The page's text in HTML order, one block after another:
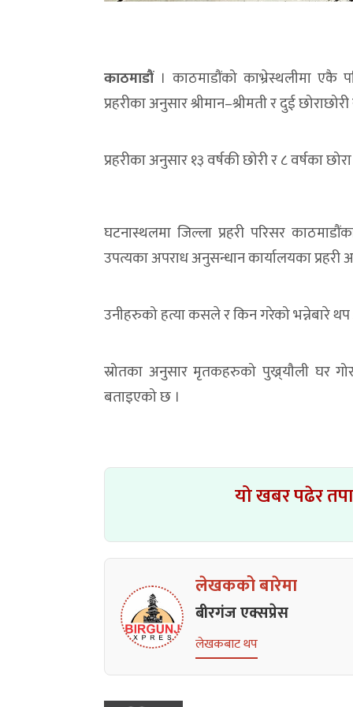
काठमाडौं। काठमाडौंको काभ्रेस्थलीमा एकै
प्रहरीका अनुसार श्रीमान­–श्रीमती र दुई
प्रहरीका अनुसार १३ वर्षकी छोरी र ८ वर्षका
घटनास्थलमा जिल्ला प्रहरी परिसर
उपत्यका अपराध अनुसन्धान कार्यालयका
उनीहरुको हत्या कसले र किन गरेको भन्नेबारे
स्रोतका अनुसार मृतकहरुको पुख्र्यौली घर
बताइएको छ ।
यो खबर पढेर
लेखकको बारेमा
बीरगंज एक्सप्रेस
लेखकबाट थप